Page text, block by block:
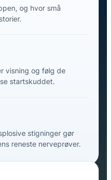
og hvor små
visning og følg de
startskuddet.
stigninger gør
reneste nerveprøver.